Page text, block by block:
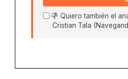
Quiero también el
Cristian Tala